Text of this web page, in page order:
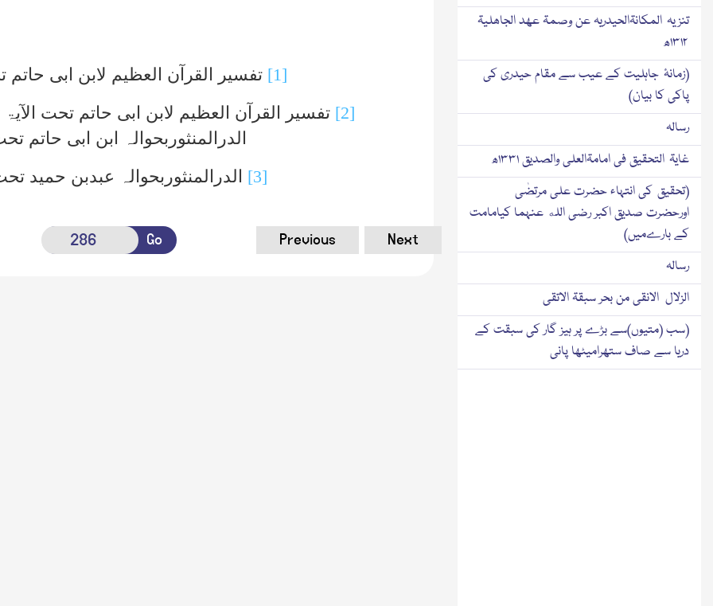
[1] تفسیر القرآن العظیم لابن ابی حاتم
[2] تفسیر القرآن العظیم لابن ابی حاتم تحت الآیۃ
الدرالمنثوربحوالہ ابن ابی حاتم
[3] الدرالمنثوربحوالہ عبدبن حمید
Go Previous Next
تنزیہ المکانۃالحیدریہ عن وصمۃ عھد الجاھلیۃ
(زمانۂ جاہلیت کے عیب سے مقام حیدری کی
پاکی کا بیان)
رسالہ
غایۃ التحقیق فی امامۃالعلی والصدیق ۱۳۳۱ھ
(تحقیق کی انتہاء حضرت علی مرتضٰی
اورحضرت صدیق اکبر رضی الله عنہما کیامامت
کے بارےمیں)
رسالہ
الزلال الانقی من بحر سبقۃ الاتقی
(سب (متیوں)سے بڑے پر ہیز گار کی سبقت کے
دریا سے صاف ستھرامیٹھا پانی